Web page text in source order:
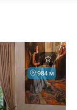
984 м